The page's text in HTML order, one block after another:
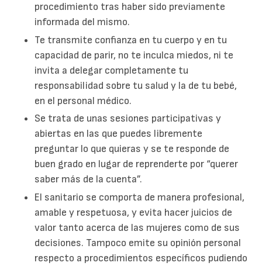
procedimiento tras haber sido previamente
informada del mismo.
Te transmite confianza en tu cuerpo y en tu
capacidad de parir, no te inculca miedos, ni te
invita a delegar completamente tu
responsabilidad sobre tu salud y la de tu bebé,
en el personal médico.
Se trata de unas sesiones participativas y
abiertas en las que puedes libremente
preguntar lo que quieras y se te responde de
buen grado en lugar de reprenderte por “querer
saber más de la cuenta”.
El sanitario se comporta de manera profesional,
amable y respetuosa, y evita hacer juicios de
valor tanto acerca de las mujeres como de sus
decisiones. Tampoco emite su opinión personal
respecto a procedimientos específicos pudiendo